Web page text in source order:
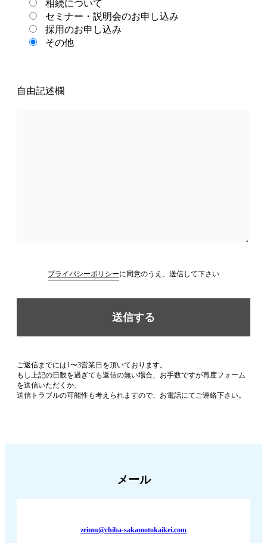
相続について
セミナー・説明会のお申し込み
採用のお申し込み
その他
自由記述欄
プライバシーポリシーに同意のうえ、送信して下さい
ご返信までには1〜3営業日を頂いております。
もし上記の日数を過ぎても返信の無い場合、お手数ですが再度フォーム
を送信いただくか、
送信トラブルの可能性も考えられますので、お電話にてご連絡下さい。
メール
zeimu@chiba-sakamotokaikei.com